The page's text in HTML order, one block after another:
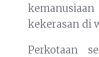
kekerasan di
Perkotaan